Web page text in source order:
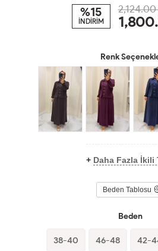
%15
İNDİRİM
2,124.00
Renk
+ Daha Fazla İkili
Beden Tablosu
Beden
38-40 46-48 42-